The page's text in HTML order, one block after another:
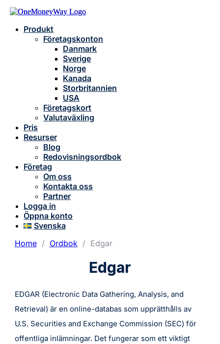
Produkt
Företagskonton
Danmark
Sverige
Norge
Kanada
Storbritannien
USA
Företagskort
Valutaväxling
Pris
Resurser
Blog
Redovisningsordbok
Företag
Om oss
Kontakta oss
Partner
Logga in
Öppna konto
Svenska
Home/ Ordbok/ Edgar
Edgar
EDGAR (Electronic Data Gathering, Analysis, and
Retrieval) är en online-databas som upprätthålls av
U.S. Securities and Exchange Commission (SEC) för
offentliga inlämningar. Det fungerar som ett viktigt